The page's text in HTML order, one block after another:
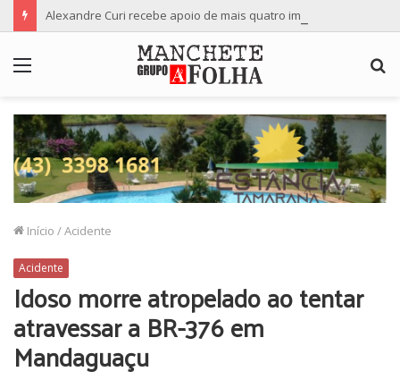
Início /Acidente
Acidente
Idoso morre atropelado ao tentar
atravessar a BR-376 em
Mandaguaçu